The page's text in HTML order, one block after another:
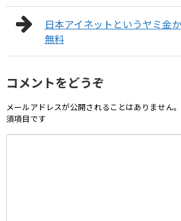
日本アイネットというヤミ金
無料
コメントをどうぞ
メールアドレスが公開されることはありません。
須項目です